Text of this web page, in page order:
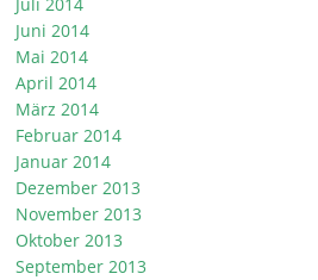
Juni 2014
Mai 2014
April 2014
März 2014
Februar 2014
Januar 2014
Dezember 2013
November 2013
Oktober 2013
September 2013